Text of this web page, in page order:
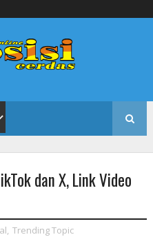
dan X, Link Video
, Trending Topic